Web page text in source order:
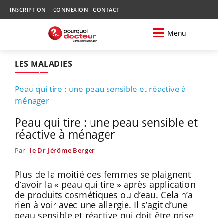
INSCRIPTION CONNEXION CONTACT
Menu
LES MALADIES
Peau qui tire : une peau sensible et réactive à
ménager
Peau qui tire : une peau sensible et
réactive à ménager
Par le Dr Jérôme Berger
Plus de la moitié des femmes se plaignent
d’avoir la « peau qui tire » après application
de produits cosmétiques ou d’eau. Cela n’a
rien à voir avec une allergie. Il s’agit d’une
peau sensible et réactive qui doit être prise